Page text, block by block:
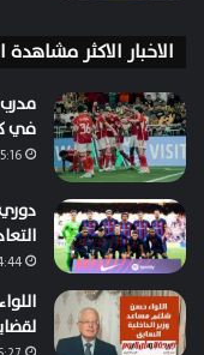
الاخبار الاكثر مشاهدة
في
5:16 م23 ديسمبر، 2025
دوري
4:44 ص22